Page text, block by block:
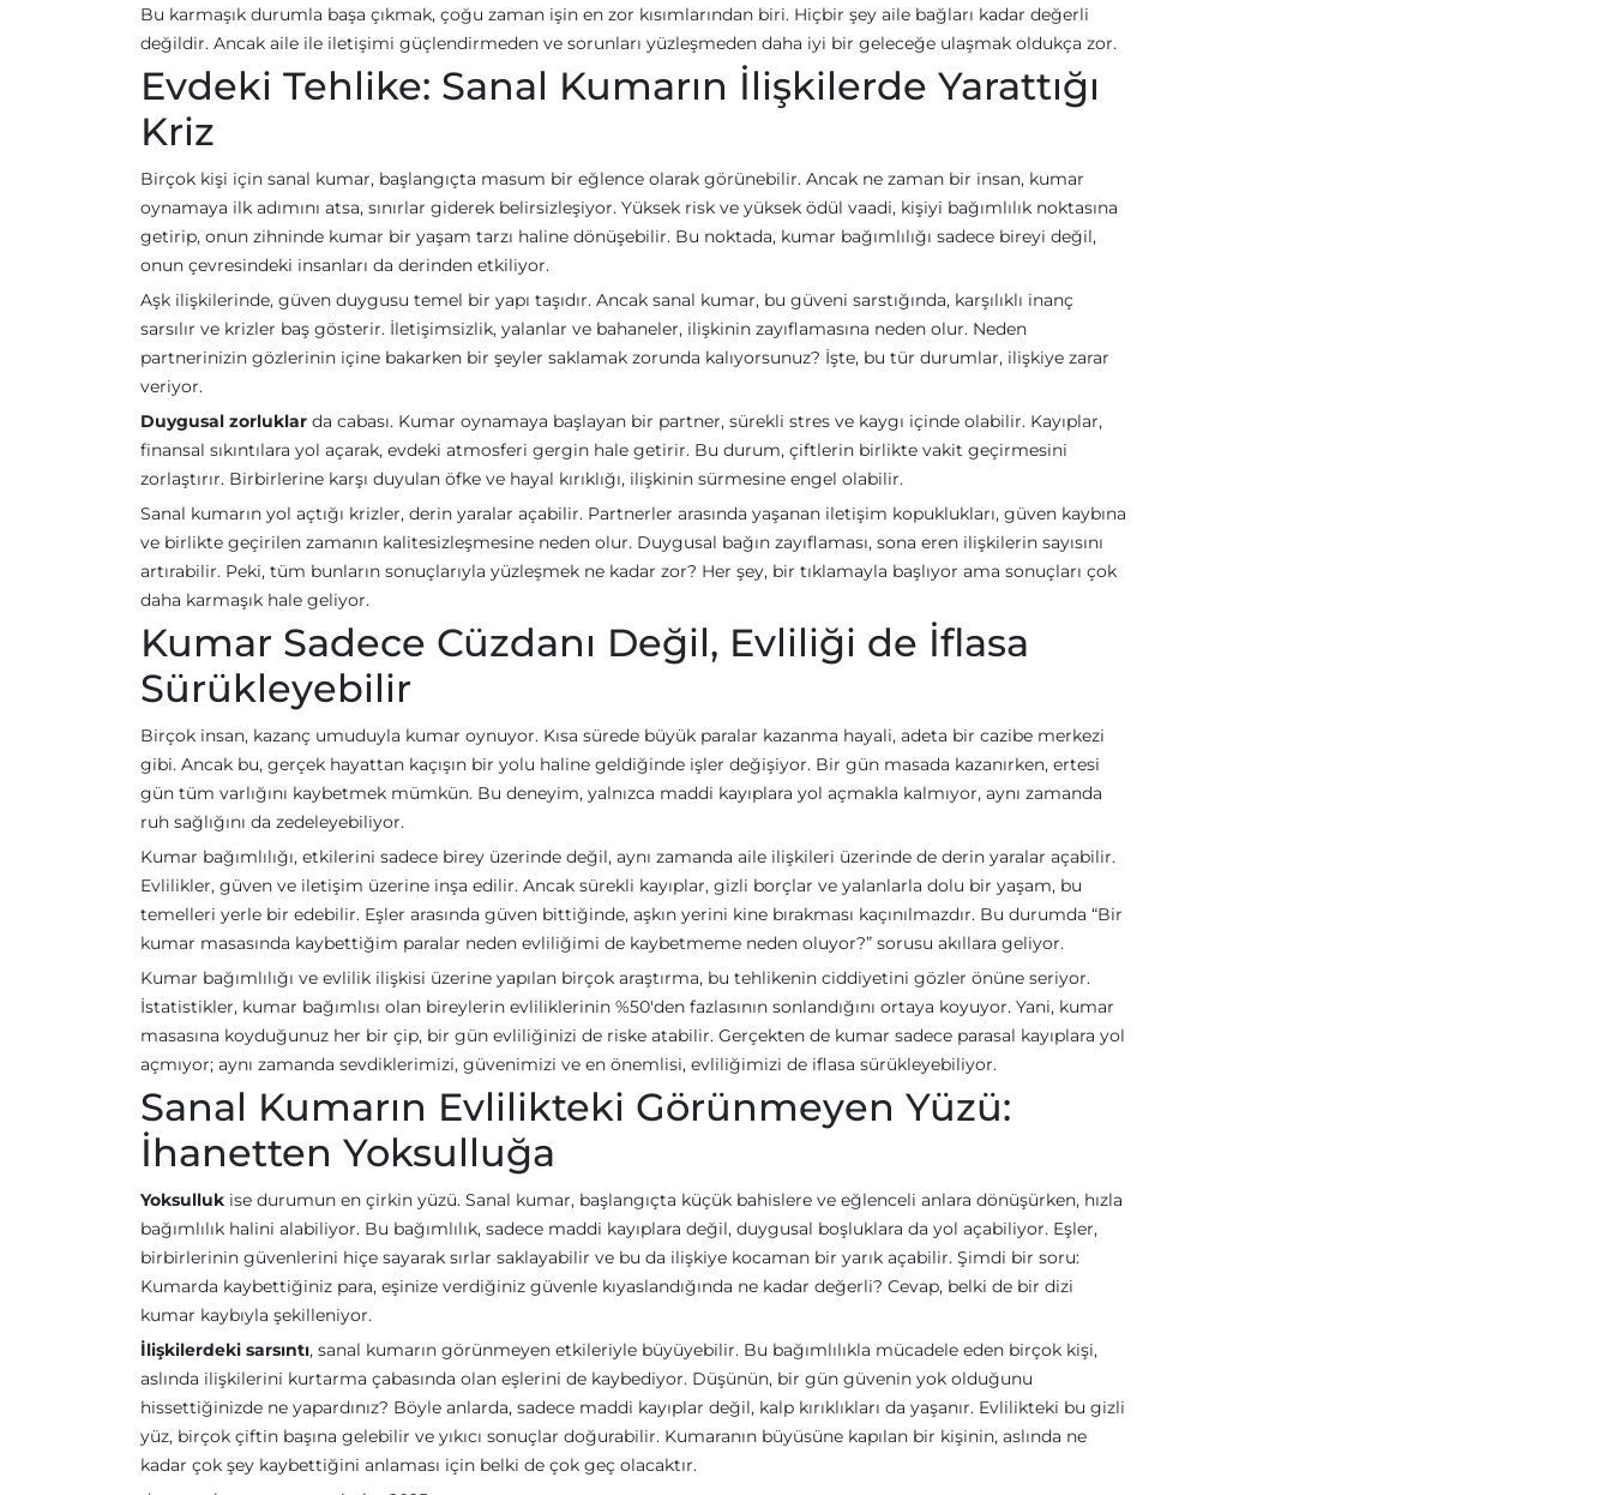
Bu karmaşık durumla başa çıkmak, çoğu zaman işin en zor kısımlarından biri. Hiçbir şey aile bağları kadar değerli
değildir. Ancak aile ile iletişimi güçlendirmeden ve sorunları yüzleşmeden daha iyi bir geleceğe ulaşmak oldukça zor.
Evdeki Tehlike: Sanal Kumarın İlişkilerde Yarattığı
Kriz
Birçok kişi için sanal kumar, başlangıçta masum bir eğlence olarak görünebilir. Ancak ne zaman bir insan, kumar
oynamaya ilk adımını atsa, sınırlar giderek belirsizleşiyor. Yüksek risk ve yüksek ödül vaadi, kişiyi bağımlılık noktasına
getirip, onun zihninde kumar bir yaşam tarzı haline dönüşebilir. Bu noktada, kumar bağımlılığı sadece bireyi değil,
onun çevresindeki insanları da derinden etkiliyor.
Aşk ilişkilerinde, güven duygusu temel bir yapı taşıdır. Ancak sanal kumar, bu güveni sarstığında, karşılıklı inanç
sarsılır ve krizler baş gösterir. İletişimsizlik, yalanlar ve bahaneler, ilişkinin zayıflamasına neden olur. Neden
partnerinizin gözlerinin içine bakarken bir şeyler saklamak zorunda kalıyorsunuz? İşte, bu tür durumlar, ilişkiye zarar
veriyor.
Duygusal zorluklar da cabası. Kumar oynamaya başlayan bir partner, sürekli stres ve kaygı içinde olabilir. Kayıplar,
finansal sıkıntılara yol açarak, evdeki atmosferi gergin hale getirir. Bu durum, çiftlerin birlikte vakit geçirmesini
zorlaştırır. Birbirlerine karşı duyulan öfke ve hayal kırıklığı, ilişkinin sürmesine engel olabilir.
Sanal kumarın yol açtığı krizler, derin yaralar açabilir. Partnerler arasında yaşanan iletişim kopuklukları, güven kaybına
ve birlikte geçirilen zamanın kalitesizleşmesine neden olur. Duygusal bağın zayıflaması, sona eren ilişkilerin sayısını
artırabilir. Peki, tüm bunların sonuçlarıyla yüzleşmek ne kadar zor? Her şey, bir tıklamayla başlıyor ama sonuçları çok
daha karmaşık hale geliyor.
Kumar Sadece Cüzdanı Değil, Evliliği de İflasa
Sürükleyebilir
Birçok insan, kazanç umuduyla kumar oynuyor. Kısa sürede büyük paralar kazanma hayali, adeta bir cazibe merkezi
gibi. Ancak bu, gerçek hayattan kaçışın bir yolu haline geldiğinde işler değişiyor. Bir gün masada kazanırken, ertesi
gün tüm varlığını kaybetmek mümkün. Bu deneyim, yalnızca maddi kayıplara yol açmakla kalmıyor, aynı zamanda
ruh sağlığını da zedeleyebiliyor.
Kumar bağımlılığı, etkilerini sadece birey üzerinde değil, aynı zamanda aile ilişkileri üzerinde de derin yaralar açabilir.
Evlilikler, güven ve iletişim üzerine inşa edilir. Ancak sürekli kayıplar, gizli borçlar ve yalanlarla dolu bir yaşam, bu
temelleri yerle bir edebilir. Eşler arasında güven bittiğinde, aşkın yerini kine bırakması kaçınılmazdır. Bu durumda “Bir
kumar masasında kaybettiğim paralar neden evliliğimi de kaybetmeme neden oluyor?” sorusu akıllara geliyor.
Kumar bağımlılığı ve evlilik ilişkisi üzerine yapılan birçok araştırma, bu tehlikenin ciddiyetini gözler önüne seriyor.
İstatistikler, kumar bağımlısı olan bireylerin evliliklerinin %50'den fazlasının sonlandığını ortaya koyuyor. Yani, kumar
masasına koyduğunuz her bir çip, bir gün evliliğinizi de riske atabilir. Gerçekten de kumar sadece parasal kayıplara yol
açmıyor; aynı zamanda sevdiklerimizi, güvenimizi ve en önemlisi, evliliğimizi de iflasa sürükleyebiliyor.
Sanal Kumarın Evlilikteki Görünmeyen Yüzü:
İhanetten Yoksulluğa
Yoksulluk ise durumun en çirkin yüzü. Sanal kumar, başlangıçta küçük bahislere ve eğlenceli anlara dönüşürken, hızla
bağımlılık halini alabiliyor. Bu bağımlılık, sadece maddi kayıplara değil, duygusal boşluklara da yol açabiliyor. Eşler,
birbirlerinin güvenlerini hiçe sayarak sırlar saklayabilir ve bu da ilişkiye kocaman bir yarık açabilir. Şimdi bir soru:
Kumarda kaybettiğiniz para, eşinize verdiğiniz güvenle kıyaslandığında ne kadar değerli? Cevap, belki de bir dizi
kumar kaybıyla şekilleniyor.
İlişkilerdeki sarsıntı, sanal kumarın görünmeyen etkileriyle büyüyebilir. Bu bağımlılıkla mücadele eden birçok kişi,
aslında ilişkilerini kurtarma çabasında olan eşlerini de kaybediyor. Düşünün, bir gün güvenin yok olduğunu
hissettiğinizde ne yapardınız? Böyle anlarda, sadece maddi kayıplar değil, kalp kırıklıkları da yaşanır. Evlilikteki bu gizli
yüz, birçok çiftin başına gelebilir ve yıkıcı sonuçlar doğurabilir. Kumaranın büyüsüne kapılan bir kişinin, aslında ne
kadar çok şey kaybettiğini anlaması için belki de çok geç olacaktır.